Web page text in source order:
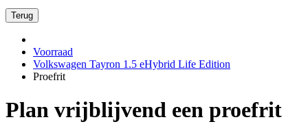
Terug
Voorraad
Volkswagen Tayron 1.5 eHybrid Life Edition
Proefrit
Plan vrijblijvend een proefrit